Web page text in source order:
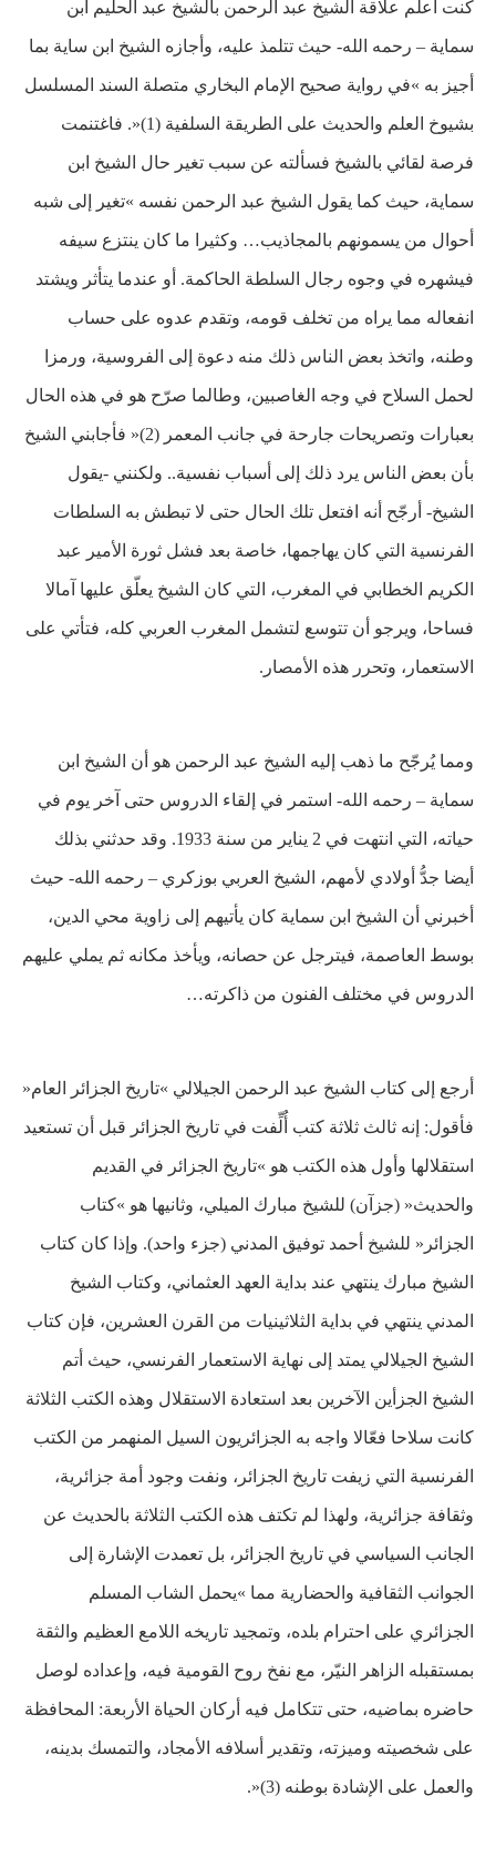
كنت أعلم علاقة الشيخ عبد الرحمن بالشيخ عبد الحليم ابن
سماية – رحمه الله- حيث تتلمذ عليه، وأجازه الشيخ ابن ساية بما
أجيز به »في رواية صحيح الإمام البخاري متصلة السند المسلسل
بشيوخ العلم والحديث على الطريقة السلفية (1)«. فاغتنمت
فرصة لقائي بالشيخ فسألته عن سبب تغير حال الشيخ ابن
سماية، حيث كما يقول الشيخ عبد الرحمن نفسه »تغير إلى شبه
أحوال من يسمونهم بالمجاذيب… وكثيرا ما كان ينتزع سيفه
فيشهره في وجوه رجال السلطة الحاكمة. أو عندما يتأثر ويشتد
انفعاله مما يراه من تخلف قومه، وتقدم عدوه على حساب
وطنه، واتخذ بعض الناس ذلك منه دعوة إلى الفروسية، ورمزا
لحمل السلاح في وجه الغاصبين، وطالما صرّح هو في هذه الحال
بعبارات وتصريحات جارحة في جانب المعمر (2)« فأجابني الشيخ
بأن بعض الناس يرد ذلك إلى أسباب نفسية.. ولكنني -يقول
الشيخ- أرجّح أنه افتعل تلك الحال حتى لا تبطش به السلطات
الفرنسية التي كان يهاجمها، خاصة بعد فشل ثورة الأمير عبد
الكريم الخطابي في المغرب، التي كان الشيخ يعلّق عليها آمالا
فساحا، ويرجو أن تتوسع لتشمل المغرب العربي كله، فتأتي على
الاستعمار، وتحرر هذه الأمصار .
ومما يُرجّح ما ذهب إليه الشيخ عبد الرحمن هو أن الشيخ ابن
سماية – رحمه الله- استمر في إلقاء الدروس حتى آخر يوم في
حياته، التي انتهت في 2 يناير من سنة 1933. وقد حدثني بذلك
أيضا جدُّ أولادي لأمهم، الشيخ العربي بوزكري – رحمه الله- حيث
أخبرني أن الشيخ ابن سماية كان يأتيهم إلى زاوية محي الدين،
بوسط العاصمة، فيترجل عن حصانه، ويأخذ مكانه ثم يملي عليهم
الدروس في مختلف الفنون من ذاكرته…
أرجع إلى كتاب الشيخ عبد الرحمن الجيلالي »تاريخ الجزائر العام«
فأقول: إنه ثالث ثلاثة كتب أُلِّفت في تاريخ الجزائر قبل أن تستعيد
استقلالها وأول هذه الكتب هو »تاريخ الجزائر في القديم
والحديث« (جزآن) للشيخ مبارك الميلي، وثانيها هو »كتاب
الجزائر« للشيخ أحمد توفيق المدني (جزء واحد). وإذا كان كتاب
الشيخ مبارك ينتهي عند بداية العهد العثماني، وكتاب الشيخ
المدني ينتهي في بداية الثلاثينيات من القرن العشرين، فإن كتاب
الشيخ الجيلالي يمتد إلى نهاية الاستعمار الفرنسي، حيث أتم
الشيخ الجزأين الآخرين بعد استعادة الاستقلال وهذه الكتب الثلاثة
كانت سلاحا فعّالا واجه به الجزائريون السيل المنهمر من الكتب
الفرنسية التي زيفت تاريخ الجزائر، ونفت وجود أمة جزائرية،
وثقافة جزائرية، ولهذا لم تكتف هذه الكتب الثلاثة بالحديث عن
الجانب السياسي في تاريخ الجزائر، بل تعمدت الإشارة إلى
الجوانب الثقافية والحضارية مما »يحمل الشاب المسلم
الجزائري على احترام بلده، وتمجيد تاريخه اللامع العظيم والثقة
بمستقبله الزاهر النيّر، مع نفخ روح القومية فيه، وإعداده لوصل
حاضره بماضيه، حتى تتكامل فيه أركان الحياة الأربعة: المحافظة
على شخصيته وميزته، وتقدير أسلافه الأمجاد، والتمسك بدينه،
والعمل على الإشادة بوطنه (3)«.